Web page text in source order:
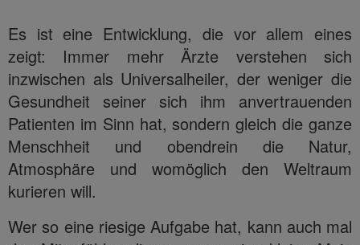
Es ist eine Entwicklung, die vor allem eines
zeigt: Immer mehr Ärzte verstehen sich
inzwischen als Universalheiler, der weniger die
Gesundheit seiner sich ihm anvertrauenden
Patienten im Sinn hat, sondern gleich die ganze
Menschheit und obendrein die Natur,
Atmosphäre und womöglich den Weltraum
kurieren will.
Wer so eine riesige Aufgabe hat, kann auch mal